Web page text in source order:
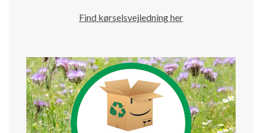
Find kørselsvejledning her